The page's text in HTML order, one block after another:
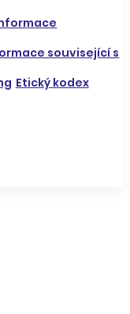
související s
Etický kodex